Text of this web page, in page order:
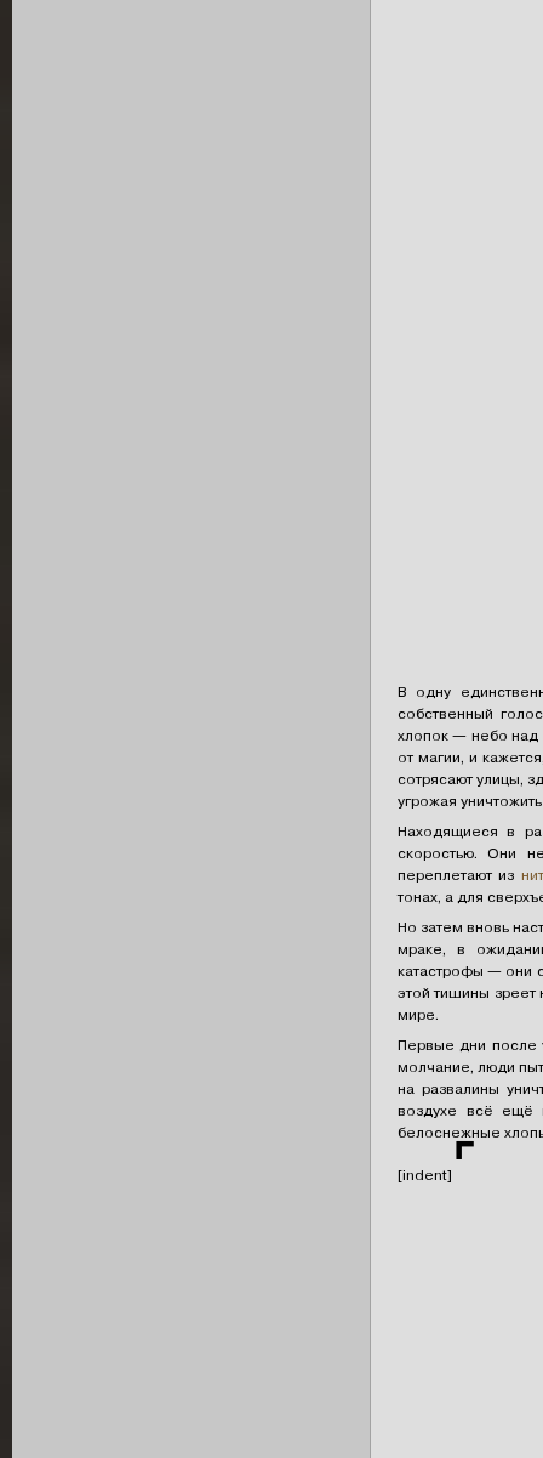
В одну
собственный
хлопок — небо над
от магии, и
сотрясают улицы,
угрожая
Находящиеся в
скоростью. Они
переплетают из
тонах, а для
Но затем вновь
мраке, в
катастрофы — они
этой тишины зреет
мире.
Первые дни после
молчание, люди
на развалины
воздухе всё ещё
белоснежные
[indent] ⌜